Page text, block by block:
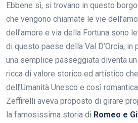
Ebbene sì, si trovano in questo
che vengono chiamate le vie
dell’amore e via della Fortuna sono
di questo paese della Val D’Orcia, in
una semplice passeggiata diventa
ricca di valore storico ed artistico
dell’Umanità Unesco e così
Zeffirelli aveva proposto di girare
la famosissima storia di Romeo e